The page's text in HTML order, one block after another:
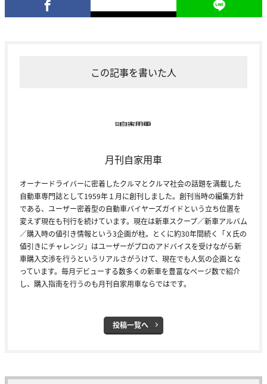
この記事を書いた人
月刊自家用車
オーナードライバーに密着したクルマとクルマ社会の話題を満載した
自動車専門誌として1959年１月に創刊しました。創刊当時の編集方針
である、ユーザー密着型の自動車バイヤーズガイドという立ち位置を
変えず現在も刊行を続けています。現在は新車スクープ／新車アルバム
／購入時の値引き情報という3企画が柱。とくに約30年間続く「Ｘ氏の
値引きにチャレンジ」はユーザーがプロのアドバイスを受けながら新
車購入交渉を行うというリアルさがうけて、現在でも人気の企画とな
っています。毎月デビューする数多くの新車を豊富なページ数で紹介
し、購入指南を行うのも月刊自家用車ならではです。
投稿一覧へ